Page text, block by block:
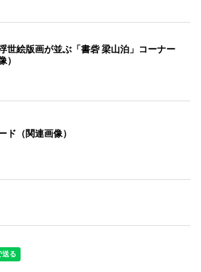
世絵版画が並ぶ「書砦 梁山泊」コーナー
）
ド（関連画像）